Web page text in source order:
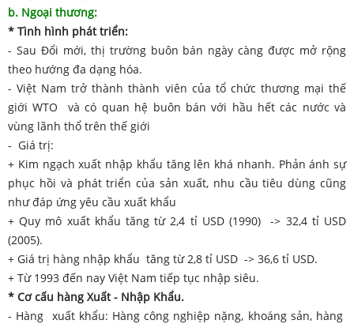
b. Ngoại thương:
* Tình hình phát triển:
- Sau Đổi mới, thị trường buôn bán ngày càng được mở rộng
theo hướng đa dạng hóa.
- Việt Nam trở thành thành viên của tổ chức thương mại thế
giới WTO và có quan hệ buôn bán với hầu hết các nước và
vùng lãnh thổ trên thế giới
- Giá trị:
+ Kim ngạch xuất nhập khẩu tăng lên khá nhanh. Phản ánh sự
phục hồi và phát triển của sản xuất, nhu cầu tiêu dùng cũng
như đáp ứng yêu cầu xuất khẩu
+ Quy mô xuất khẩu tăng từ 2,4 tỉ USD (1990) -> 32,4 tỉ USD
(2005).
+ Giá trị hàng nhập khẩu tăng từ 2,8 tỉ USD -> 36,6 tỉ USD.
+ Từ 1993 đến nay Việt Nam tiếp tục nhập siêu.
* Cơ cấu hàng Xuất - Nhập Khẩu.
- Hàng xuất khẩu: Hàng công nghiệp nặng, khoáng sản, hàng